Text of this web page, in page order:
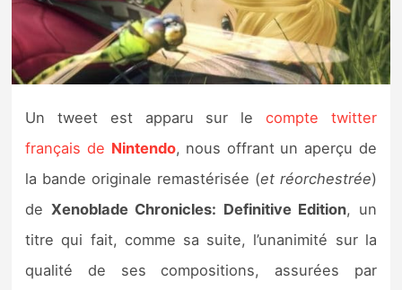
Nintendo Direct
Tests et previews
Tests de jeux
Tests d’accessoires
Autres tests
Previews
Un tweet est apparu sur le compte twitter
français de Nintendo, nous offrant un aperçu de
la bande originale remastérisée (et réorchestrée)
de Xenoblade Chronicles: Definitive Edition, un
titre qui fait, comme sa suite, l’unanimité sur la
qualité de ses compositions, assurées par